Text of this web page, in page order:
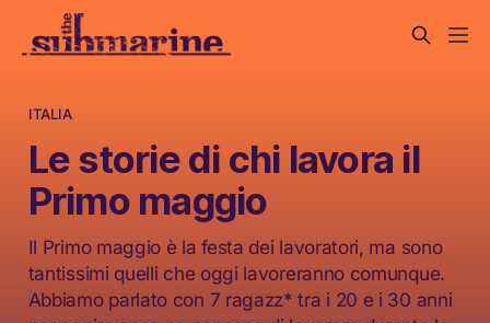
ITALIA
Le storie di chi lavora il
Primo maggio
Il Primo maggio è la festa dei lavoratori, ma sono
tantissimi quelli che oggi lavoreranno comunque.
Abbiamo parlato con 7 ragazz* tra i 20 e i 30 anni